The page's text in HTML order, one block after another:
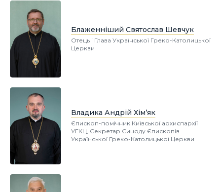
Блаженніший Святослав Шевчук
Отець і Глава Української Греко-Католицької
Церкви
Владика Андрій Хім’як
Єпископ-помічник Київської архиєпархії
УГКЦ, Секретар Синоду Єпископів
Української Греко-Католицької Церкви